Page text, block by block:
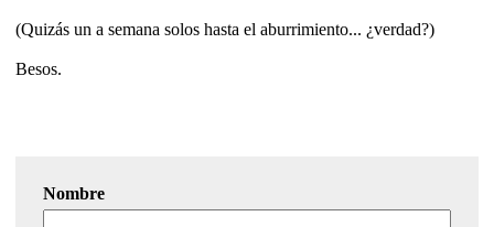
(Quizás un a semana solos hasta el aburrimiento... ¿verdad?)
Besos.
Nombre